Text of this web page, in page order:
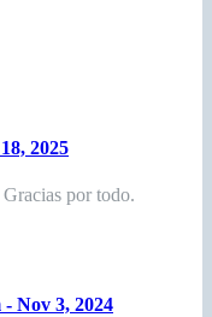
2025
por todo.
Nov 3, 2024